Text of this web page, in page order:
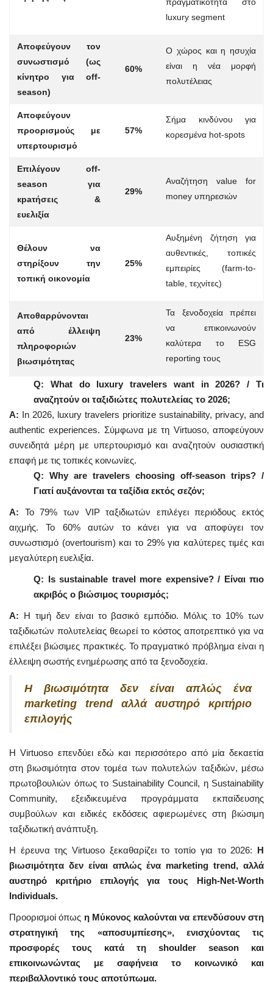
luxury segment
Αποφεύγουν τον
συνωστισμό (ως
κίνητρο για off-
season)
60%
Ο χώρος και η ησυχία
είναι η νέα μορφή
πολυτέλειας
Αποφεύγουν
προορισμούς με
υπερτουρισμό
57%
Σήμα κινδύνου για
κορεσμένα hot-spots
Επιλέγουν off-
season για
краτήσεις &
ευελιξία
29%
Αναζήτηση value for
money υπηρεσιών
Θέλουν να
στηρίξουν την
τοπική οικονομία
25%
Αυξημένη ζήτηση για
αυθεντικές, τοπικές
εμπειρίες (farm-to-
table, τεχνίτες)
Αποθαρρύνονται
από έλλειψη
πληροφοριών
βιωσιμότητας
23%
Τα ξενοδοχεία πρέπει
να επικοινωνούν
καλύτερα το ESG
reporting τους
Q: What do luxury travelers want in 2026? / Τι
αναζητούν οι ταξιδιώτες πολυτελείας το 2026;
A: In 2026, luxury travelers prioritize sustainability, privacy, and
authentic experiences. Σύμφωνα με τη Virtuoso, αποφεύγουν
συνειδητά μέρη με υπερτουρισμό και αναζητούν ουσιαστική
επαφή με τις τοπικές κοινωνίες.
Q: Why are travelers choosing off-season trips? /
Γιατί αυξάνονται τα ταξίδια εκτός σεζόν;
A: Το 79% των VIP ταξιδιωτών επιλέγει περιόδους εκτός
αιχμής. Το 60% αυτών το κάνει για να αποφύγει τον
συνωστισμό (overtourism) και το 29% για καλύτερες τιμές και
μεγαλύτερη ευελιξία.
Q: Is sustainable travel more expensive? / Είναι πιο
ακριβός ο βιώσιμος τουρισμός;
A: Η τιμή δεν είναι το βασικό εμπόδιο. Μόλις το 10% των
ταξιδιωτών πολυτελείας θεωρεί το κόστος αποτρεπτικό για να
επιλέξει βιώσιμες πρακτικές. Το πραγματικό πρόβλημα είναι η
έλλειψη σωστής ενημέρωσης από τα ξενοδοχεία.
Η βιωσιμότητα δεν είναι απλώς ένα
marketing trend αλλά αυστηρό κριτήριο
επιλογής
Η Virtuoso επενδύει εδώ και περισσότερο από μία δεκαετία
στη βιωσιμότητα στον τομέα των πολυτελών ταξιδιών, μέσω
πρωτοβουλιών όπως το Sustainability Council, η Sustainability
Community, εξειδικευμένα προγράμματα εκπαίδευσης
συμβούλων και ειδικές εκδόσεις αφιερωμένες στη βιώσιμη
ταξιδιωτική ανάπτυξη.
Η έρευνα της Virtuoso ξεκαθαρίζει το τοπίο για το 2026: Η
βιωσιμότητα δεν είναι απλώς ένα marketing trend, αλλά
αυστηρό κριτήριο επιλογής για τους High-Net-Worth
Individuals.
Προορισμοί όπως η Μύκονος καλούνται να επενδύσουν στη
στρατηγική της «αποσυμπίεσης», ενισχύοντας τις
προσφορές τους κατά τη shoulder season και
επικοινωνώντας με σαφήνεια το κοινωνικό και
περιβαλλοντικό τους αποτύπωμα.